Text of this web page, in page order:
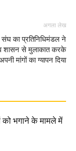
अगला लेख
संघ का प्रतिनिधिमंडल ने
शासन से मुलाकात करके
मांगों का ग्यापन दिया
को भगाने के मामले में